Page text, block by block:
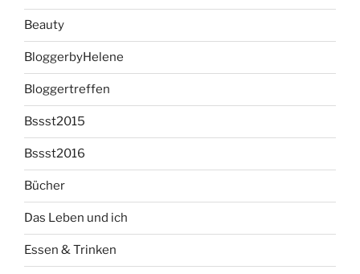
Beauty
BloggerbyHelene
Bloggertreffen
Bssst2015
Bssst2016
Bücher
Das Leben und ich
Essen & Trinken